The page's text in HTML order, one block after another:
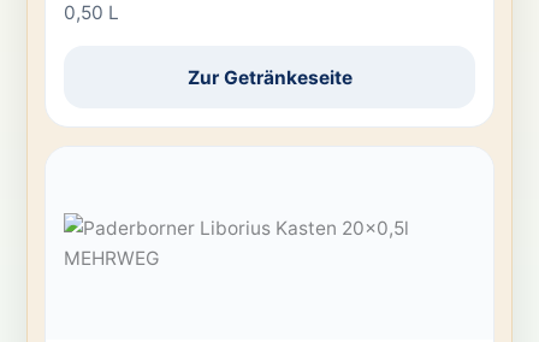
0,50 L
Zur Getränkeseite